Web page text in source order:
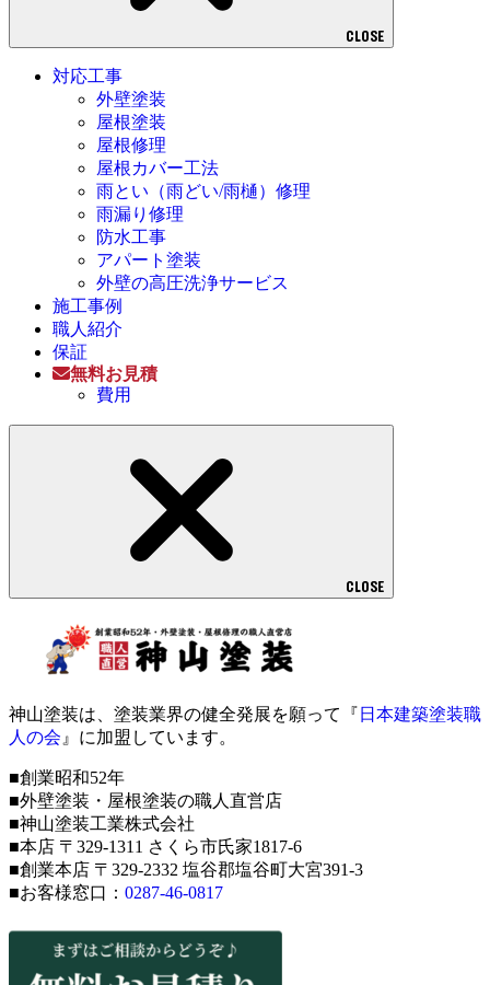
CLOSE
対応工事
外壁塗装
屋根塗装
屋根修理
屋根カバー工法
雨とい（雨どい/雨樋）修理
雨漏り修理
防水工事
アパート塗装
外壁の高圧洗浄サービス
施工事例
職人紹介
保証
無料お見積
費用
CLOSE
神山塗装は、塗装業界の健全発展を願って『 日本建築塗装職
人の会 』に加盟しています。
■創業昭和52年
■外壁塗装・屋根塗装の職人直営店
■神山塗装工業株式会社
■本店 〒329-1311 さくら市氏家1817-6
■創業本店 〒329-2332 塩谷郡塩谷町大宮391-3
■お客様窓口： 0287-46-0817